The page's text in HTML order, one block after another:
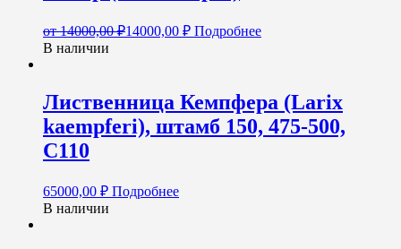
от14000,00₽14000,00 ₽ Подробнее
В наличии
Лиственница Кемпфера (Larix
kaempferi), штамб 150, 475-500,
С110
65000,00 ₽ Подробнее
В наличии